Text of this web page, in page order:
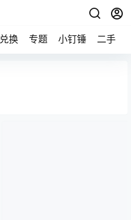
兑换 专题 小钉锤 二手